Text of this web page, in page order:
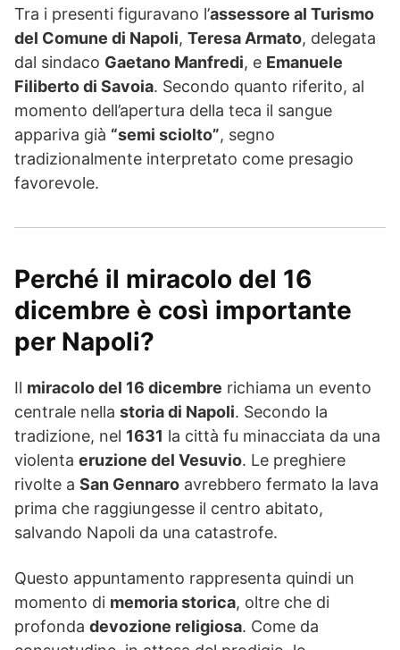
Tra i presenti figuravano l’assessore al Turismo
del Comune di Napoli, Teresa Armato, delegata
dal sindaco Gaetano Manfredi, e Emanuele
Filiberto di Savoia. Secondo quanto riferito, al
momento dell’apertura della teca il sangue
appariva già “semi sciolto”, segno
tradizionalmente interpretato come presagio
favorevole.
Perché il miracolo del 16
dicembre è così importante
per Napoli?
Il miracolo del 16 dicembre richiama un evento
centrale nella storia di Napoli. Secondo la
tradizione, nel 1631 la città fu minacciata da una
violenta eruzione del Vesuvio. Le preghiere
rivolte a San Gennaro avrebbero fermato la lava
prima che raggiungesse il centro abitato,
salvando Napoli da una catastrofe.
Questo appuntamento rappresenta quindi un
momento di memoria storica, oltre che di
profonda devozione religiosa. Come da